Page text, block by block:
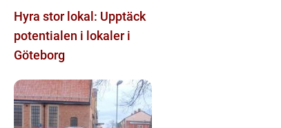
Hyra stor lokal: Upptäck
potentialen i lokaler i
Göteborg